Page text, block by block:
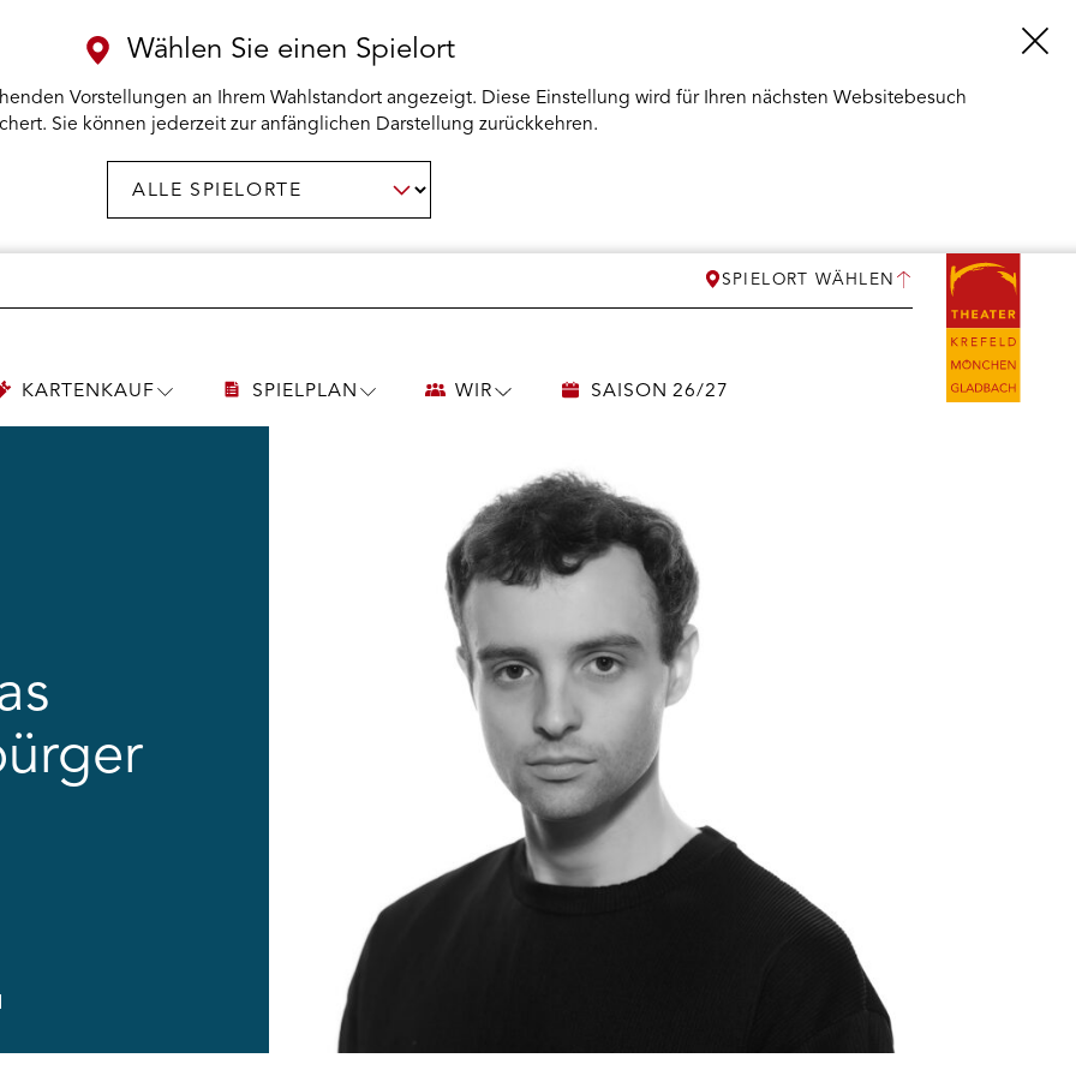
SPIELORT WÄHLEN
Wählen Sie einen Spielort
Vorstellungen an Ihrem Wahlstandort angezeigt. Diese Einstellung wird für Ihren nächsten Websitebesuch
Sie können jederzeit zur anfänglichen Darstellung zurückkehren.
KARTENKAUF UNTERMENÜSPIELPLAN UNTERMENÜ
WIR UNTERMENÜSAISON 26/27